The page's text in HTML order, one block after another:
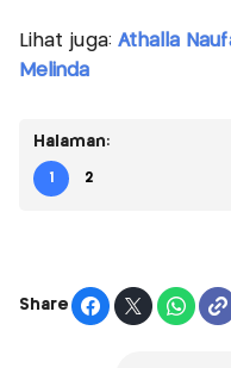
Lihat juga: Athalla
Melinda
Halaman:
1 2
Share